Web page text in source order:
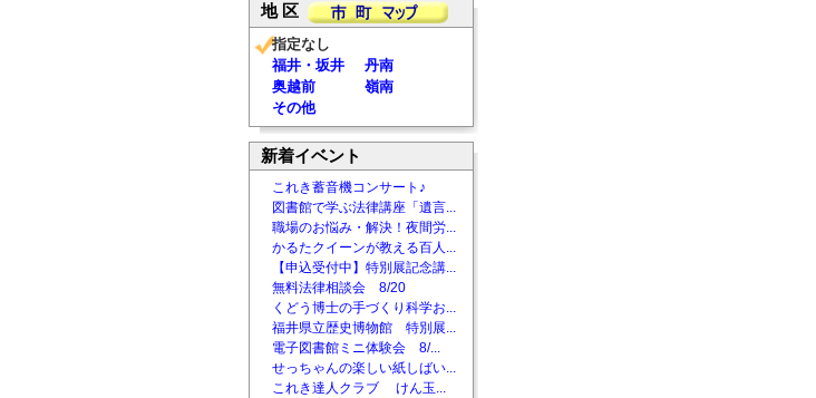
地 区
指定なし
福井・坂井
丹南
奥越前
嶺南
その他
新着イベント
これき蓄音機コンサート♪
図書館で学ぶ法律講座「遺言...
職場のお悩み・解決！夜間労...
かるたクイーンが教える百人...
【申込受付中】特別展記念講...
無料法律相談会 8/20
くどう博士の手づくり科学お...
福井県立歴史博物館 特別展...
電子図書館ミニ体験会 8/...
せっちゃんの楽しい紙しばい...
これき達人クラブ けん玉...